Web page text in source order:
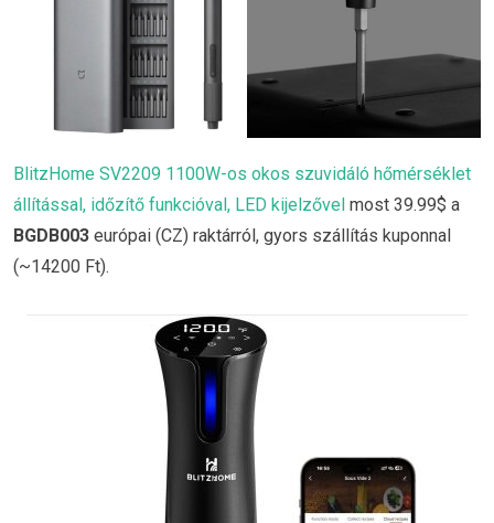
BlitzHome SV2209 1100W-os okos szuvidáló hőmérséklet
állítással, időzítő funkcióval, LED kijelzővel most 39.99$ a
BGDB003 európai (CZ) raktárról, gyors szállítás kuponnal
(~14200 Ft).